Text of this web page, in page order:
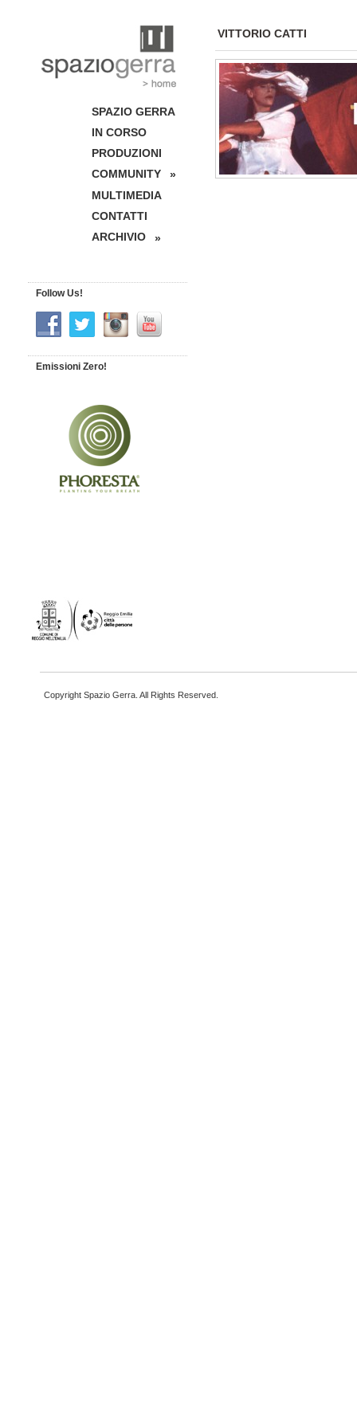
VITTORIO CATTI
SPAZIO GERRA
IN CORSO
PRODUZIONI
COMMUNITY
»
MULTIMEDIA
CONTATTI
ARCHIVIO
»
Follow Us!
Emissioni Zero!
Copyright Spazio Gerra. All Rights Reserved.